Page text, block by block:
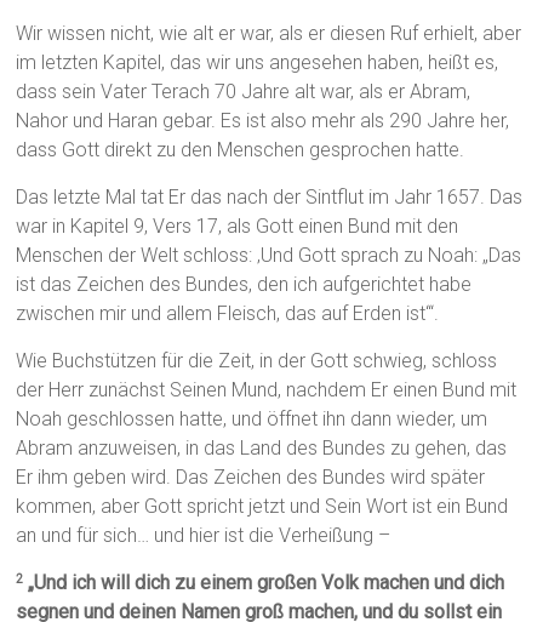
Wir wissen nicht, wie alt er war, als er diesen Ruf erhielt, aber
im letzten Kapitel, das wir uns angesehen haben, heißt es,
dass sein Vater Terach 70 Jahre alt war, als er Abram,
Nahor und Haran gebar. Es ist also mehr als 290 Jahre her,
dass Gott direkt zu den Menschen gesprochen hatte.
Das letzte Mal tat Er das nach der Sintflut im Jahr 1657. Das
war in Kapitel 9, Vers 17, als Gott einen Bund mit den
Menschen der Welt schloss: ‚Und Gott sprach zu Noah: „Das
ist das Zeichen des Bundes, den ich aufgerichtet habe
zwischen mir und allem Fleisch, das auf Erden ist“‘.
Wie Buchstützen für die Zeit, in der Gott schwieg, schloss
der Herr zunächst Seinen Mund, nachdem Er einen Bund mit
Noah geschlossen hatte, und öffnet ihn dann wieder, um
Abram anzuweisen, in das Land des Bundes zu gehen, das
Er ihm geben wird. Das Zeichen des Bundes wird später
kommen, aber Gott spricht jetzt und Sein Wort ist ein Bund
an und für sich… und hier ist die Verheißung –
2 „Und ich will dich zu einem großen Volk machen und dich
segnen und deinen Namen groß machen, und du sollst ein